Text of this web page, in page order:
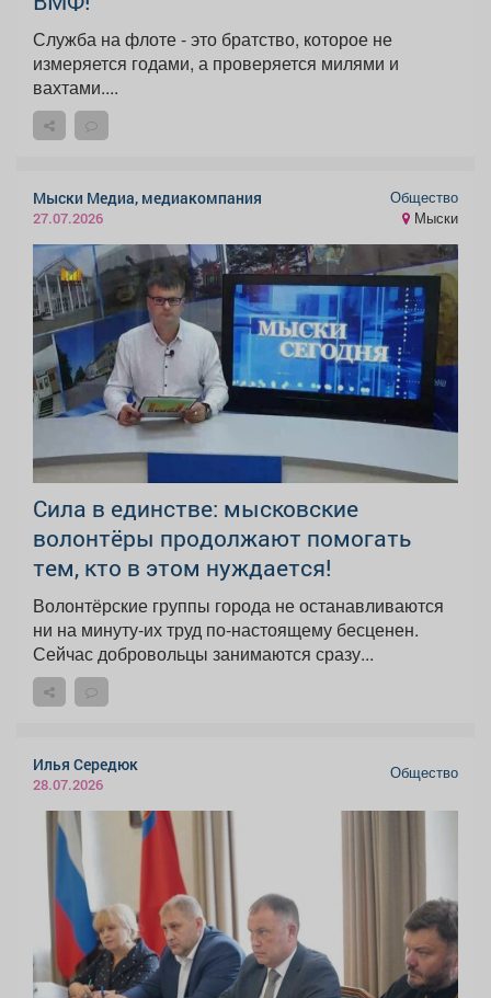
Служба на флоте - это братство, которое не
измеряется годами, а проверяется милями и
вахтами....
Мыски Медиа, медиакомпания
27.07.2026
Общество
Мыски
Сила в единстве: мысковские
волонтёры продолжают помогать
тем, кто в этом нуждается!
Волонтёрские группы города не останавливаются
ни на минуту-их труд по-настоящему бесценен.
Сейчас добровольцы занимаются сразу...
Илья Середюк
28.07.2026
Общество